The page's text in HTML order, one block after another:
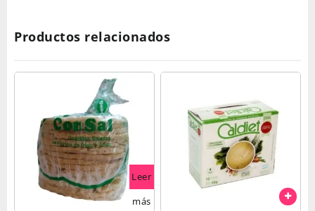
Productos relacionados
Leer
más